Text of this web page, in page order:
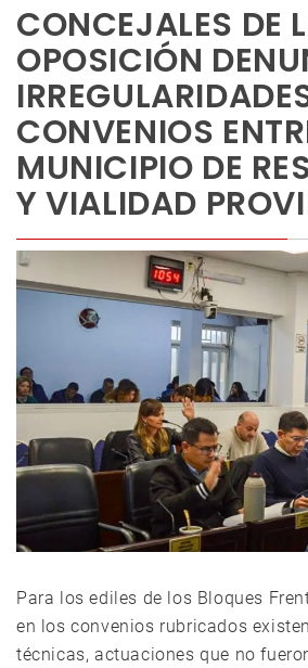
CONCEJALES DE
OPOSICIÓN
CONVENIOS
MUNICIPIO DE
Y VIALIDAD
Para los ediles de los Bloques
en los convenios rubricados
técnicas, actuaciones que no